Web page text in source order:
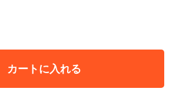
カートに入れる